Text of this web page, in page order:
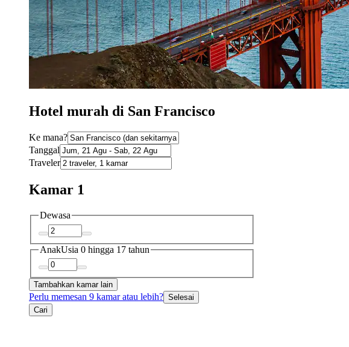
Hotel murah di San Francisco
Ke mana?
Tanggal
Traveler
Kamar 1
Dewasa
AnakUsia 0 hingga 17 tahun
Tambahkan kamar lain
Perlu memesan 9 kamar atau lebih? Selesai
Cari